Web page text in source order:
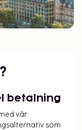
betalning
vår
som